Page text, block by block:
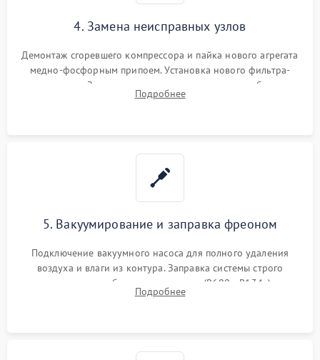
4. Замена неисправных узлов
Демонтаж сгоревшего компрессора и пайка нового агрегата
медно-фосфорным припоем. Установка нового фильтра-
осушителя. Замена изношенных вентиляторов обдува,
сломанных заслонок или поврежденных дверных петель.
Подробнее
5. Вакуумирование и заправка фреоном
Подключение вакуумного насоса для полного удаления
воздуха и влаги из контура. Заправка системы строго
дозированным объемом хладагента (R600a, R134a) по
электронным весам. Контроль рабочего давления в системе.
Подробнее